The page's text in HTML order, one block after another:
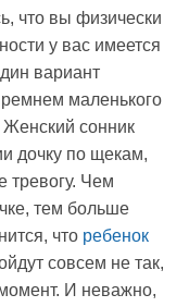
что вы физически
у вас имеется
вариант
ремнем маленького
сонник
дочку по щекам,
тревогу. Чем
тем больше
что ребенок
совсем не так,
И неважно,